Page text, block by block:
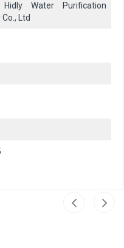
Hidly Water Purification
Ltd